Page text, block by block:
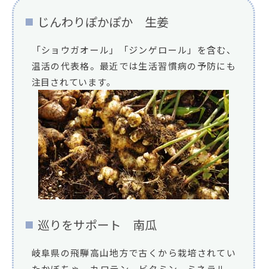
じんわりぽかぽか 生姜
「ショウガオール」「ジンゲロール」を含む、
温活の代表格。最近では生活習慣病の予防にも
注目されています。
巡りをサポート 南瓜
岐阜県の飛騨高山地方で古くから栽培されてい